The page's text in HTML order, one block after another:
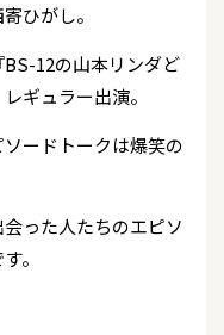
ひがし。
12の山本リンダど
ギュラー出演。
ードトークは爆笑の
った人たちのエピソ
。